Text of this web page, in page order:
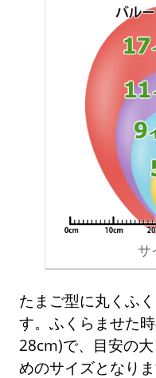
サ
たまご型に丸くふ
す。ふくらませた
28cm)で、目安の
めのサイズとなりま